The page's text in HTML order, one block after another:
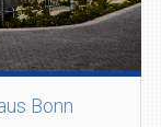
Bonn